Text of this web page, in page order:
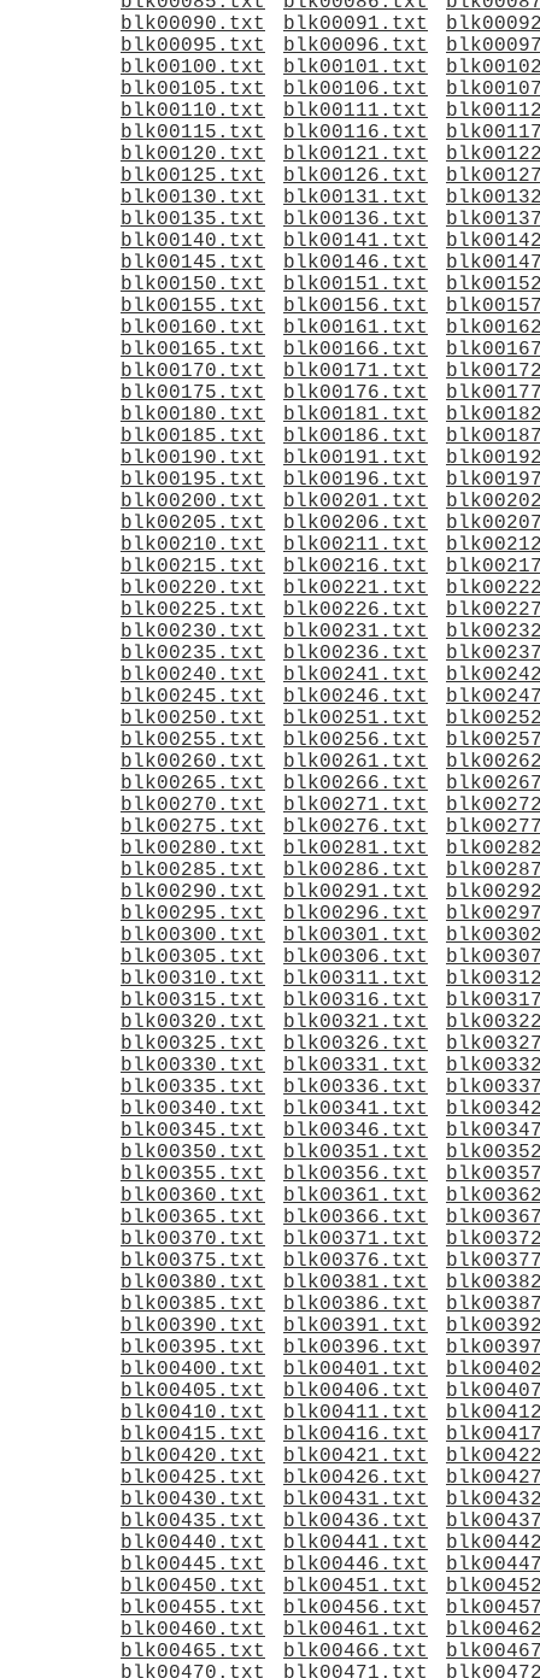
blk00090.txt
blk00091.txt
blk00095.txt
blk00096.txt
blk00100.txt
blk00101.txt
blk00105.txt
blk00106.txt
blk00110.txt
blk00111.txt
blk00115.txt
blk00116.txt
blk00120.txt
blk00121.txt
blk00125.txt
blk00126.txt
blk00130.txt
blk00131.txt
blk00135.txt
blk00136.txt
blk00140.txt
blk00141.txt
blk00145.txt
blk00146.txt
blk00150.txt
blk00151.txt
blk00155.txt
blk00156.txt
blk00160.txt
blk00161.txt
blk00165.txt
blk00166.txt
blk00170.txt
blk00171.txt
blk00175.txt
blk00176.txt
blk00180.txt
blk00181.txt
blk00185.txt
blk00186.txt
blk00190.txt
blk00191.txt
blk00195.txt
blk00196.txt
blk00200.txt
blk00201.txt
blk00205.txt
blk00206.txt
blk00210.txt
blk00211.txt
blk00215.txt
blk00216.txt
blk00220.txt
blk00221.txt
blk00225.txt
blk00226.txt
blk00230.txt
blk00231.txt
blk00235.txt
blk00236.txt
blk00240.txt
blk00241.txt
blk00245.txt
blk00246.txt
blk00250.txt
blk00251.txt
blk00255.txt
blk00256.txt
blk00260.txt
blk00261.txt
blk00265.txt
blk00266.txt
blk00270.txt
blk00271.txt
blk00275.txt
blk00276.txt
blk00280.txt
blk00281.txt
blk00285.txt
blk00286.txt
blk00290.txt
blk00291.txt
blk00295.txt
blk00296.txt
blk00300.txt
blk00301.txt
blk00305.txt
blk00306.txt
blk00310.txt
blk00311.txt
blk00315.txt
blk00316.txt
blk00320.txt
blk00321.txt
blk00325.txt
blk00326.txt
blk00330.txt
blk00331.txt
blk00335.txt
blk00336.txt
blk00340.txt
blk00341.txt
blk00345.txt
blk00346.txt
blk00350.txt
blk00351.txt
blk00355.txt
blk00356.txt
blk00360.txt
blk00361.txt
blk00365.txt
blk00366.txt
blk00370.txt
blk00371.txt
blk00375.txt
blk00376.txt
blk00380.txt
blk00381.txt
blk00385.txt
blk00386.txt
blk00390.txt
blk00391.txt
blk00395.txt
blk00396.txt
blk00400.txt
blk00401.txt
blk00405.txt
blk00406.txt
blk00410.txt
blk00411.txt
blk00415.txt
blk00416.txt
blk00420.txt
blk00421.txt
blk00425.txt
blk00426.txt
blk00430.txt
blk00431.txt
blk00435.txt
blk00436.txt
blk00440.txt
blk00441.txt
blk00445.txt
blk00446.txt
blk00450.txt
blk00451.txt
blk00455.txt
blk00456.txt
blk00460.txt
blk00461.txt
blk00465.txt
blk00466.txt
blk00470.txt
blk00471.txt